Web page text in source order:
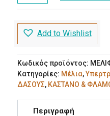
Κάστανο
Nemes
Add to Wishlist
Κωδικός προϊόντος:
Κατηγορίες: Μέλια,
ΔΑΣΟΥΣ, ΚΑΣΤΑΝΟ &
Περιγραφή